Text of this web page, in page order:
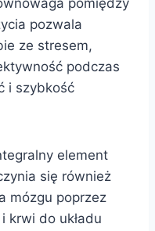
pomiędzy
pozwala
ze stresem,
podczas
i szybkość
element
się również
mózgu poprzez
krwi do układu